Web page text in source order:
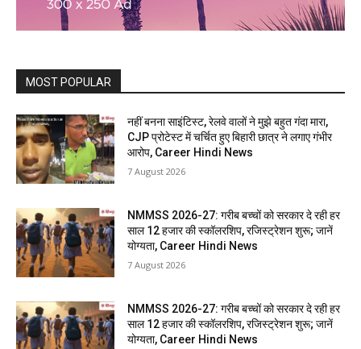
MOST POPULAR
नहीं बनना साइंटिस्ट, रेलवे वालों ने मुझे बहुत गंदा मारा,
CJP प्रोटेस्ट में चर्चित हुए बिहारी छात्र ने लगाए गंभीर
आरोप, Career Hindi News
7 August 2026
NMMSS 2026-27: गरीब बच्चों को सरकार दे रही हर
साल 12 हजार की स्कॉलरशिप, रजिस्ट्रेशन शुरू; जानें
योग्यता, Career Hindi News
7 August 2026
NMMSS 2026-27: गरीब बच्चों को सरकार दे रही हर
साल 12 हजार की स्कॉलरशिप, रजिस्ट्रेशन शुरू; जानें
योग्यता, Career Hindi News